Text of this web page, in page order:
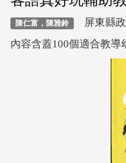
陳仁富，陳雅鈴 屏東縣政
內容含蓋100個適合教導